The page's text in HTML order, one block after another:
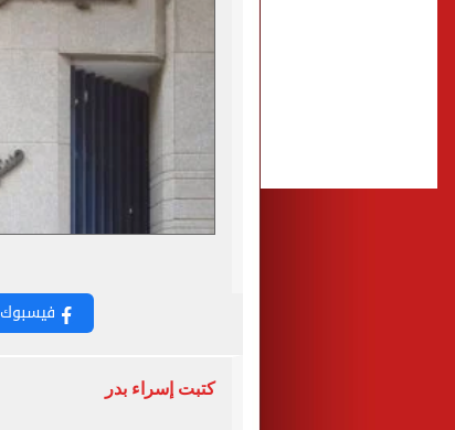
فيسبوك
كتبت إسراء بدر